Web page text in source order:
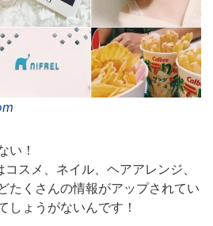
い！
スメ、ネイル、ヘアアレンジ、
たくさんの情報がアップされてい
しょうがないんです！